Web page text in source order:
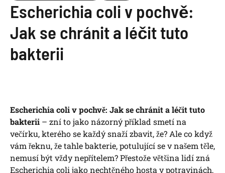
Escherichia coli v pochvě:
Jak se chránit a léčit tuto
bakterii
Escherichia coli v pochvě: Jak se chránit a léčit tuto
bakterii – zní to jako názorný příklad smetí na
večírku, kterého se každý snaží zbavit, že? Ale co když
vám řeknu, že tahle bakterie, potulující se v našem těle,
nemusí být vždy nepřítelem? Přestože většina lidí zná
Escherichia coli jako nechtěného hosta v potravinách,